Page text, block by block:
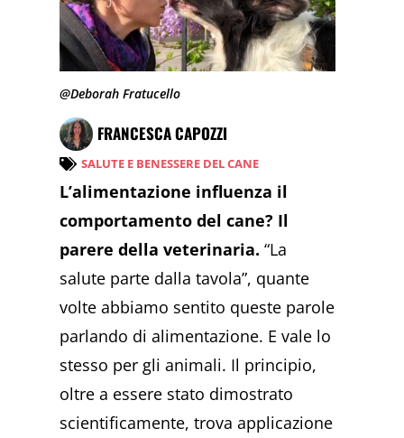
@Deborah Fratucello
FRANCESCA CAPOZZI
SALUTE E BENESSERE DEL CANE
L’alimentazione influenza il
comportamento del cane? Il
parere della veterinaria.“La
salute parte dalla tavola”, quante
volte abbiamo sentito queste parole
parlando di alimentazione. E vale lo
stesso per gli animali. Il principio,
oltre a essere stato dimostrato
scientificamente, trova applicazione